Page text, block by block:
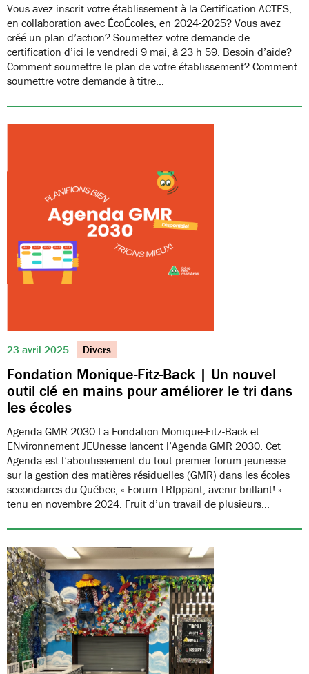
Vous avez inscrit votre établissement à la Certification ACTES,
en collaboration avec ÉcoÉcoles, en 2024-2025? Vous avez
créé un plan d’action? Soumettez votre demande de
certification d’ici le vendredi 9 mai, à 23 h 59. Besoin d’aide?
Comment soumettre le plan de votre établissement? Comment
soumettre votre demande à titre…
23 avril 2025 Divers
Fondation Monique-Fitz-Back | Un nouvel
outil clé en mains pour améliorer le tri dans
les écoles
Agenda GMR 2030 La Fondation Monique-Fitz-Back et
ENvironnement JEUnesse lancent l’Agenda GMR 2030. Cet
Agenda est l’aboutissement du tout premier forum jeunesse
sur la gestion des matières résiduelles (GMR) dans les écoles
secondaires du Québec, « Forum TRIppant, avenir brillant! »
tenu en novembre 2024. Fruit d’un travail de plusieurs…